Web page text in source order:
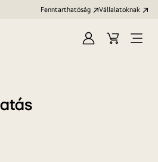
Fenntarthatóság Vállalatoknak
Bejelentkezés
KosárMenü